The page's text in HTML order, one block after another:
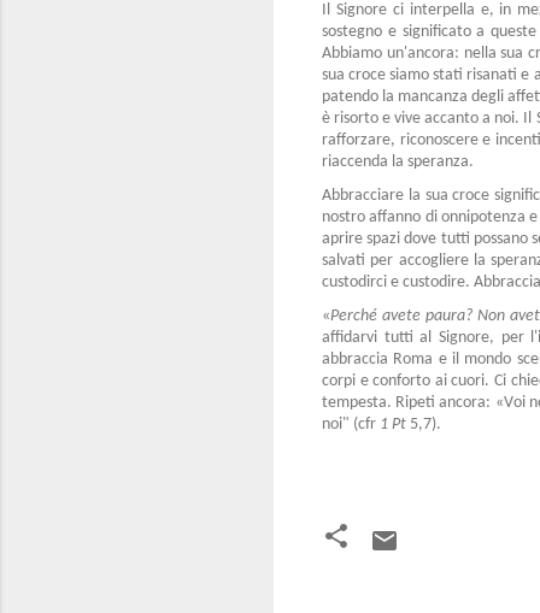
Il Signore ci interpella e, in
sostegno e significato a
Abbiamo un'ancora: nella sua
sua croce siamo stati risanati e
patendo la mancanza degli
è risorto e vive accanto a noi. Il
rafforzare, riconoscere e
riaccenda la speranza.
Abbracciare la sua croce
nostro affanno di onnipotenza
aprire spazi dove tutti
salvati per accogliere la
custodirci e custodire.
«Perché avete paura? Non
affidarvi tutti al Signore, per
abbraccia Roma e il mondo
corpi e conforto ai cuori. Ci
tempesta. Ripeti ancora: «Voi
noi" (cfr 1 Pt 5,7).